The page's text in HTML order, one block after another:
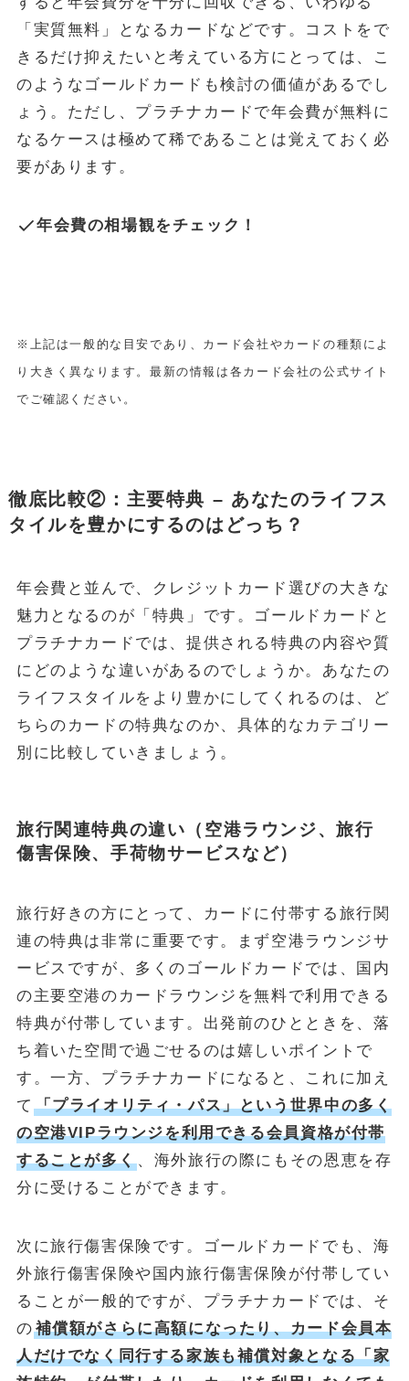
「実質無料」となるカードなどです。コストをで
きるだけ抑えたいと考えている方にとっては、こ
のようなゴールドカードも検討の価値があるでし
ょう。ただし、プラチナカードで年会費が無料に
なるケースは極めて稀であることは覚えておく必
要があります。
年会費の相場観をチェック！
※上記は一般的な目安であり、カード会社やカードの種類によ
り大きく異なります。最新の情報は各カード会社の公式サイト
でご確認ください。
徹底比較②：主要特典 – あなたのライフス
タイルを豊かにするのはどっち？
年会費と並んで、クレジットカード選びの大きな
魅力となるのが「特典」です。ゴールドカードと
プラチナカードでは、提供される特典の内容や質
にどのような違いがあるのでしょうか。あなたの
ライフスタイルをより豊かにしてくれるのは、ど
ちらのカードの特典なのか、具体的なカテゴリー
別に比較していきましょう。
旅行関連特典の違い（空港ラウンジ、旅行
傷害保険、手荷物サービスなど）
旅行好きの方にとって、カードに付帯する旅行関
連の特典は非常に重要です。まず空港ラウンジサ
ービスですが、多くのゴールドカードでは、国内
の主要空港のカードラウンジを無料で利用できる
特典が付帯しています。出発前のひとときを、落
ち着いた空間で過ごせるのは嬉しいポイントで
す。一方、プラチナカードになると、これに加え
て 「プライオリティ・パス」という世界中の多く
の空港VIPラウンジを利用できる会員資格が付帯
することが多く、海外旅行の際にもその恩恵を存
分に受けることができます。
次に旅行傷害保険です。ゴールドカードでも、海
外旅行傷害保険や国内旅行傷害保険が付帯してい
ることが一般的ですが、プラチナカードでは、そ
の補償額がさらに高額になったり、カード会員本
人だけでなく同行する家族も補償対象となる「家